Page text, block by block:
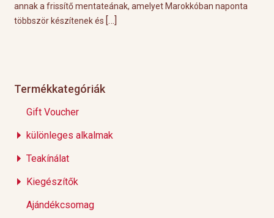
annak a frissítő mentateának, amelyet Marokkóban naponta
többször készítenek és […]
Termékkategóriák
Gift Voucher
különleges alkalmak
Teakínálat
Kiegészítők
Ajándékcsomag